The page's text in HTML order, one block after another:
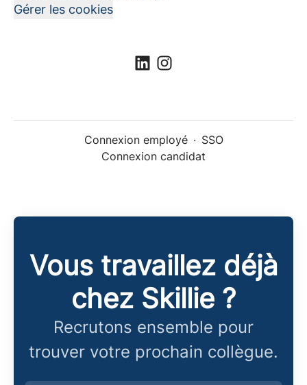
Gérer les cookies
Connexion employé · SSO
Connexion candidat
Vous travaillez déjà
chez Skillie ?
Recrutons ensemble pour
trouver votre prochain collègue.